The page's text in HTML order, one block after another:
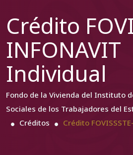
Crédito
INFONAVIT
Individual
Fondo de la Vivienda del Instituto
Sociales de los Trabajadores del
Créditos
Crédito